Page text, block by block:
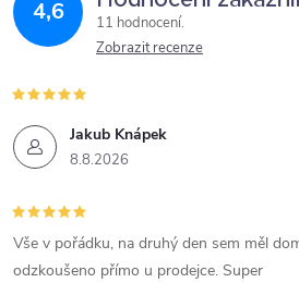
4,6
11 hodnocení
Zobrazit recenze
Jakub Knápek
8.8.2026
Vše v pořádku, na druhý den sem měl
odzkoušeno přímo u prodejce. Super